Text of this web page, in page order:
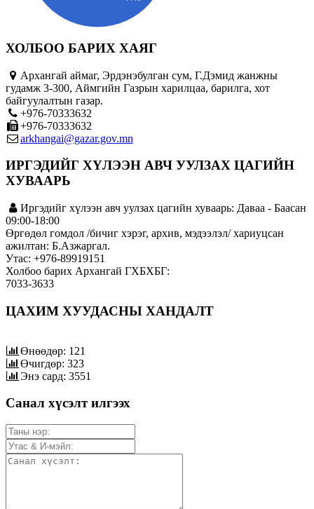
ХОЛБОО БАРИХ ХАЯГ
Архангай аймаг, Эрдэнэбулган сум, Г.Дэмид жанжны
гудамж 3-300, Аймгийн Газрын харилцаа, барилга, хот
байгуулалтын газар.
+976-70333632
+976-70333632
arkhangai@gazar.gov.mn
ИРГЭДИЙГ ХҮЛЭЭН АВЧ УУЛЗАХ ЦАГИЙН
ХУВААРЬ
Иргэдийг хүлээн авч уулзах цагийн хуваарь: Даваа - Баасан
09:00-18:00
Өргөдөл гомдол /бичиг хэрэг, архив, мэдээлэл/ хариуцсан
ажилтан: Б.Азжаргал.
Утас: +976-89919151
Холбоо барих Архангай ГХБХБГ:
7033-3633
ЦАХИМ ХУУДАСНЫ ХАНДАЛТ
Өнөөдөр: 121
Өчигдөр: 323
Энэ сард: 3551
Санал хүсэлт илгээх